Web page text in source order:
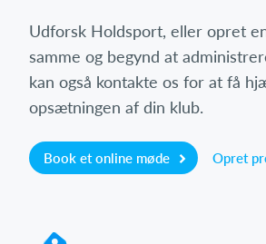
Udforsk Holdsport, eller opret
samme og begynd at
kan også kontakte os for at få
opsætningen af din klub.
Book et online møde Opret